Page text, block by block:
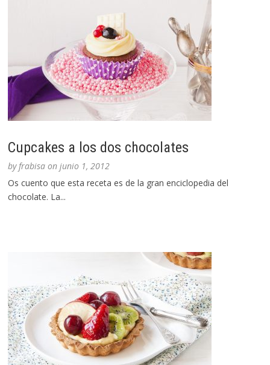
Cupcakes a los dos chocolates
byfrabisa onjunio 1, 2012
Os cuento que esta receta es de la gran enciclopedia del
chocolate. La...